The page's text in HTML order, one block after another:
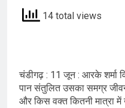
14 total views
चंडीगढ़ : 11 जून : आरके शर्मा
पान संतुलित उसका समग्र
और किस वक्त कितनी मात्रा